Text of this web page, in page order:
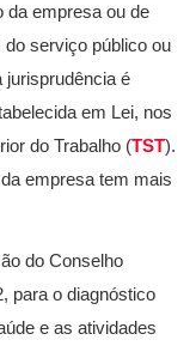
da empresa ou de
serviço público ou
jurisprudência é
em Lei, nos
do Trabalho (TST).
empresa tem mais
do Conselho
para o diagnóstico
e as atividades